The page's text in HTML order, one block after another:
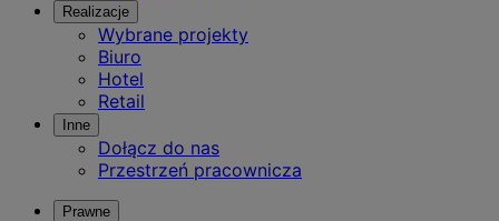
Realizacje
Wybrane projekty
Biuro
Hotel
Retail
Inne
Dołącz do nas
Przestrzeń pracownicza
Prawne